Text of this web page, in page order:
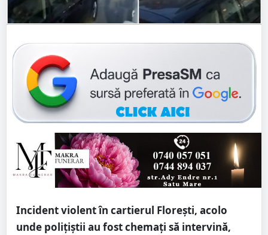
Incident violent în cartierul Florești, acolo
unde polițiștii au fost chemați să intervină,